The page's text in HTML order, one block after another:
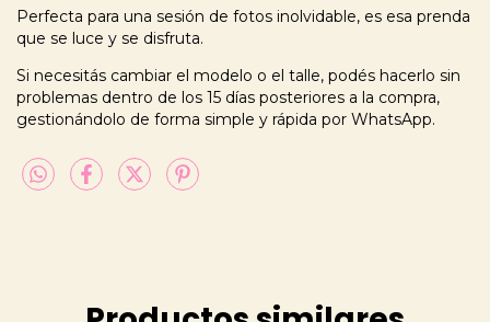
Perfecta para una sesión de fotos inolvidable, es esa prenda
que se luce y se disfruta.
Si necesitás cambiar el modelo o el talle, podés hacerlo sin
problemas dentro de los 15 días posteriores a la compra,
gestionándolo de forma simple y rápida por WhatsApp.